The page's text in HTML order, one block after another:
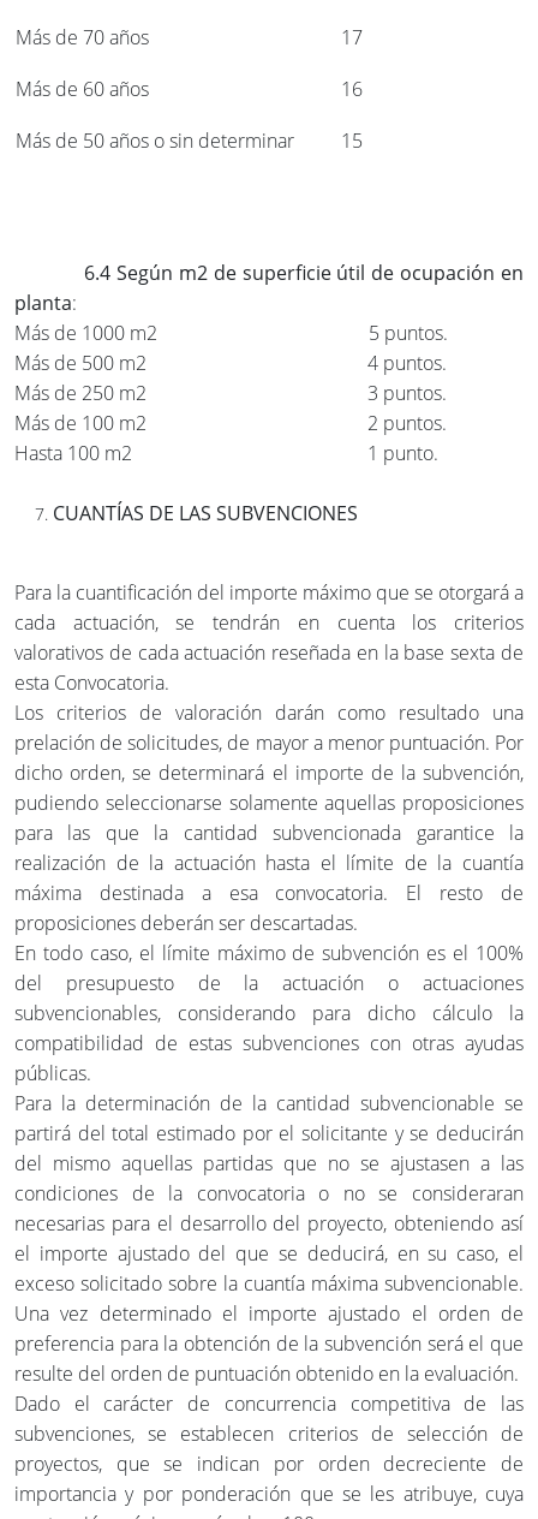
Más de 70 años
17
Más de 60 años
16
Más de 50 años o sin determinar
15
6.4 Según m2 de superficie útil de ocupación en
planta:
Más de 1000 m2 5 puntos.
Más de 500 m2 4 puntos.
Más de 250 m2 3 puntos.
Más de 100 m2 2 puntos.
Hasta 100 m2 1 punto.
CUANTÍAS DE LAS SUBVENCIONES
Para la cuantificación del importe máximo que se otorgará a
cada actuación, se tendrán en cuenta los criterios
valorativos de cada actuación reseñada en la base sexta de
esta Convocatoria.
Los criterios de valoración darán como resultado una
prelación de solicitudes, de mayor a menor puntuación. Por
dicho orden, se determinará el importe de la subvención,
pudiendo seleccionarse solamente aquellas proposiciones
para las que la cantidad subvencionada garantice la
realización de la actuación hasta el límite de la cuantía
máxima destinada a esa convocatoria. El resto de
proposiciones deberán ser descartadas.
En todo caso, el límite máximo de subvención es el 100%
del presupuesto de la actuación o actuaciones
subvencionables, considerando para dicho cálculo la
compatibilidad de estas subvenciones con otras ayudas
públicas.
Para la determinación de la cantidad subvencionable se
partirá del total estimado por el solicitante y se deducirán
del mismo aquellas partidas que no se ajustasen a las
condiciones de la convocatoria o no se consideraran
necesarias para el desarrollo del proyecto, obteniendo así
el importe ajustado del que se deducirá, en su caso, el
exceso solicitado sobre la cuantía máxima subvencionable.
Una vez determinado el importe ajustado el orden de
preferencia para la obtención de la subvención será el que
resulte del orden de puntuación obtenido en la evaluación.
Dado el carácter de concurrencia competitiva de las
subvenciones, se establecen criterios de selección de
proyectos, que se indican por orden decreciente de
importancia y por ponderación que se les atribuye, cuya